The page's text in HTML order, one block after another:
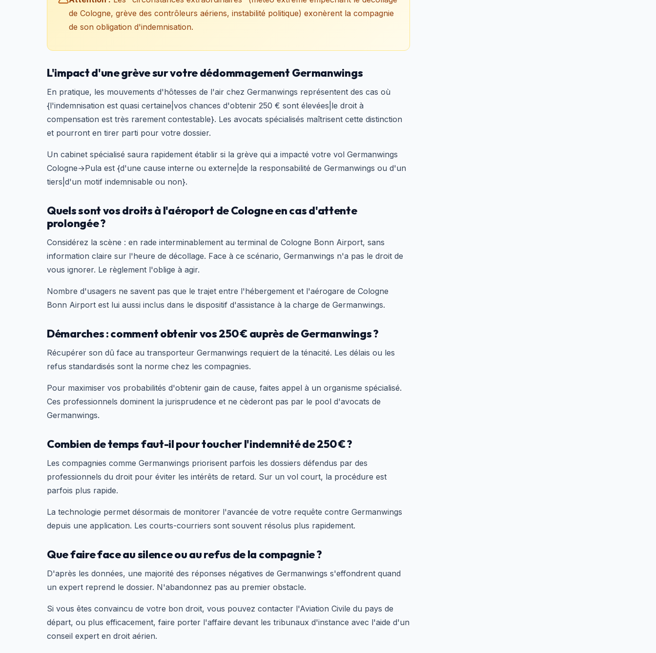
de Cologne, grève des contrôleurs aériens, instabilité politique) exonèrent la compagnie
de son obligation d'indemnisation.
L'impact d'une grève sur votre dédommagement Germanwings
En pratique, les mouvements d'hôtesses de l'air chez Germanwings représentent des cas où
{l'indemnisation est quasi certaine|vos chances d'obtenir 250 € sont élevées|le droit à
compensation est très rarement contestable}. Les avocats spécialisés maîtrisent cette distinction
et pourront en tirer parti pour votre dossier.
Un cabinet spécialisé saura rapidement établir si la grève qui a impacté votre vol Germanwings
Cologne→Pula est {d'une cause interne ou externe|de la responsabilité de Germanwings ou d'un
tiers|d'un motif indemnisable ou non}.
Quels sont vos droits à l'aéroport de Cologne en cas d'attente
prolongée ?
Considérez la scène : en rade interminablement au terminal de Cologne Bonn Airport, sans
information claire sur l'heure de décollage. Face à ce scénario, Germanwings n'a pas le droit de
vous ignorer. Le règlement l'oblige à agir.
Nombre d'usagers ne savent pas que le trajet entre l'hébergement et l'aérogare de Cologne
Bonn Airport est lui aussi inclus dans le dispositif d'assistance à la charge de Germanwings.
Démarches : comment obtenir vos 250 € auprès de Germanwings ?
Récupérer son dû face au transporteur Germanwings requiert de la ténacité. Les délais ou les
refus standardisés sont la norme chez les compagnies.
Pour maximiser vos probabilités d'obtenir gain de cause, faites appel à un organisme spécialisé.
Ces professionnels dominent la jurisprudence et ne cèderont pas par le pool d'avocats de
Germanwings.
Combien de temps faut-il pour toucher l'indemnité de 250 € ?
Les compagnies comme Germanwings priorisent parfois les dossiers défendus par des
professionnels du droit pour éviter les intérêts de retard. Sur un vol court, la procédure est
parfois plus rapide.
La technologie permet désormais de monitorer l'avancée de votre requête contre Germanwings
depuis une application. Les courts-courriers sont souvent résolus plus rapidement.
Que faire face au silence ou au refus de la compagnie ?
D'après les données, une majorité des réponses négatives de Germanwings s'effondrent quand
un expert reprend le dossier. N'abandonnez pas au premier obstacle.
Si vous êtes convaincu de votre bon droit, vous pouvez contacter l'Aviation Civile du pays de
départ, ou plus efficacement, faire porter l'affaire devant les tribunaux d'instance avec l'aide d'un
conseil expert en droit aérien.